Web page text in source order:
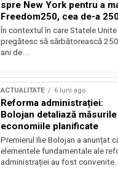
spre New York pentru a
Freedom250, cea de-a
aniversare a Statelor Unite
În contextul în care Statele Unite
pregătesc să sărbătorească
ani de...
ACTUALITATE 6 luni ago
Reforma administrației:
Bolojan detaliază
economiile planificate
Premierul Ilie Bolojan a anunțat
elementele fundamentale ale
administrației au fost